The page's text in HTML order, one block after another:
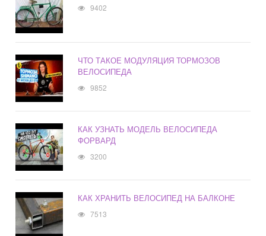
9402
ЧТО ТАКОЕ МОДУЛЯЦИЯ ТОРМОЗОВ
ВЕЛОСИПЕДА
9852
КАК УЗНАТЬ МОДЕЛЬ ВЕЛОСИПЕДА
ФОРВАРД
3200
КАК ХРАНИТЬ ВЕЛОСИПЕД НА БАЛКОНЕ
7513